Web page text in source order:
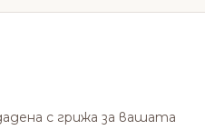
с грижа за вашата